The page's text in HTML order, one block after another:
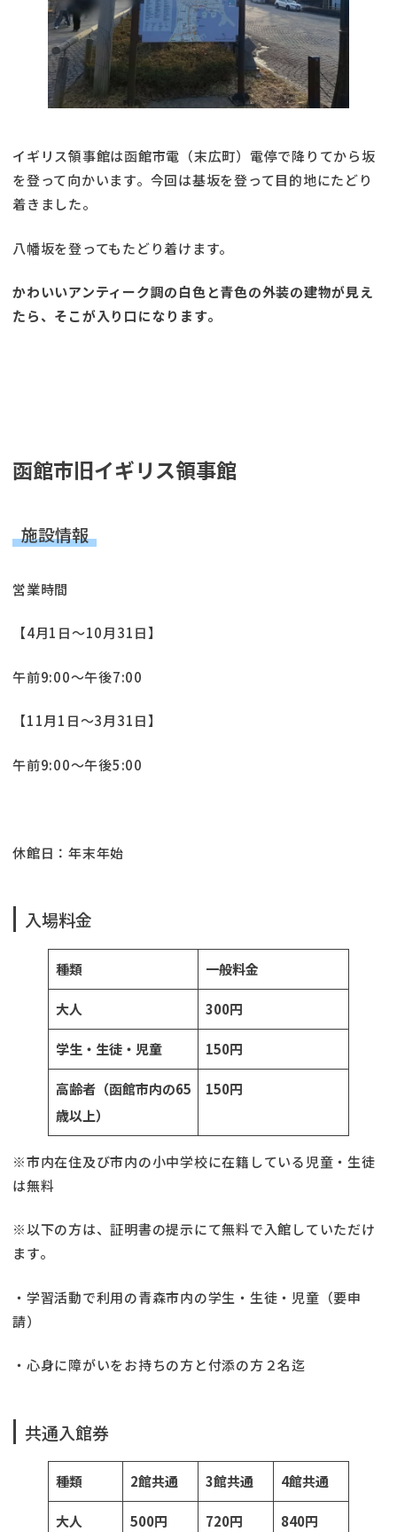
イギリス領事館は函館市電（末広町）電停で降りてから坂
を登って向かいます。今回は基坂を登って目的地にたどり
着きました。
八幡坂を登ってもたどり着けます。
かわいいアンティーク調の白色と青色の外装の建物が見え
たら、そこが入り口になります。
函館市旧イギリス領事館
施設情報
営業時間
【4月1日～10月31日】
午前9:00～午後7:00
【11月1日～3月31日】
午前9:00～午後5:00
休館日：年末年始
入場料金
種類 一般料金
大人 300円
学生・生徒・児童 150円
高齢者（函館市内の65
歳以上）
150円
※市内在住及び市内の小中学校に在籍している児童・生徒
は無料
※以下の方は、証明書の提示にて無料で入館していただけ
ます。
・学習活動で利用の青森市内の学生・生徒・児童（要申
請）
・心身に障がいをお持ちの方と付添の方２名迄
共通入館券
種類 2館共通 3館共通 4館共通
大人 500円 720円 840円